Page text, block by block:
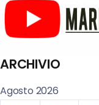
ARCHIVIO
Agosto 2026